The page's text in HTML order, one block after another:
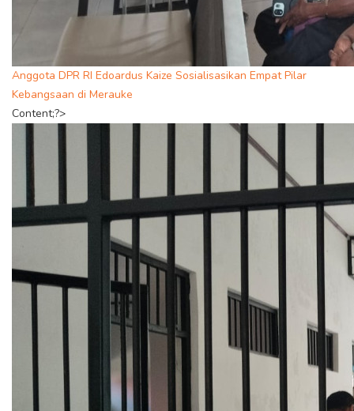
Anggota DPR RI Edoardus Kaize Sosialisasikan Empat Pilar
Kebangsaan di Merauke
Content;?>